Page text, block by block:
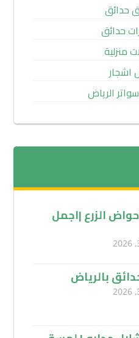
حدائق
حدائق
منزلية
الرياض
الزرع |اجمل
بالرياض